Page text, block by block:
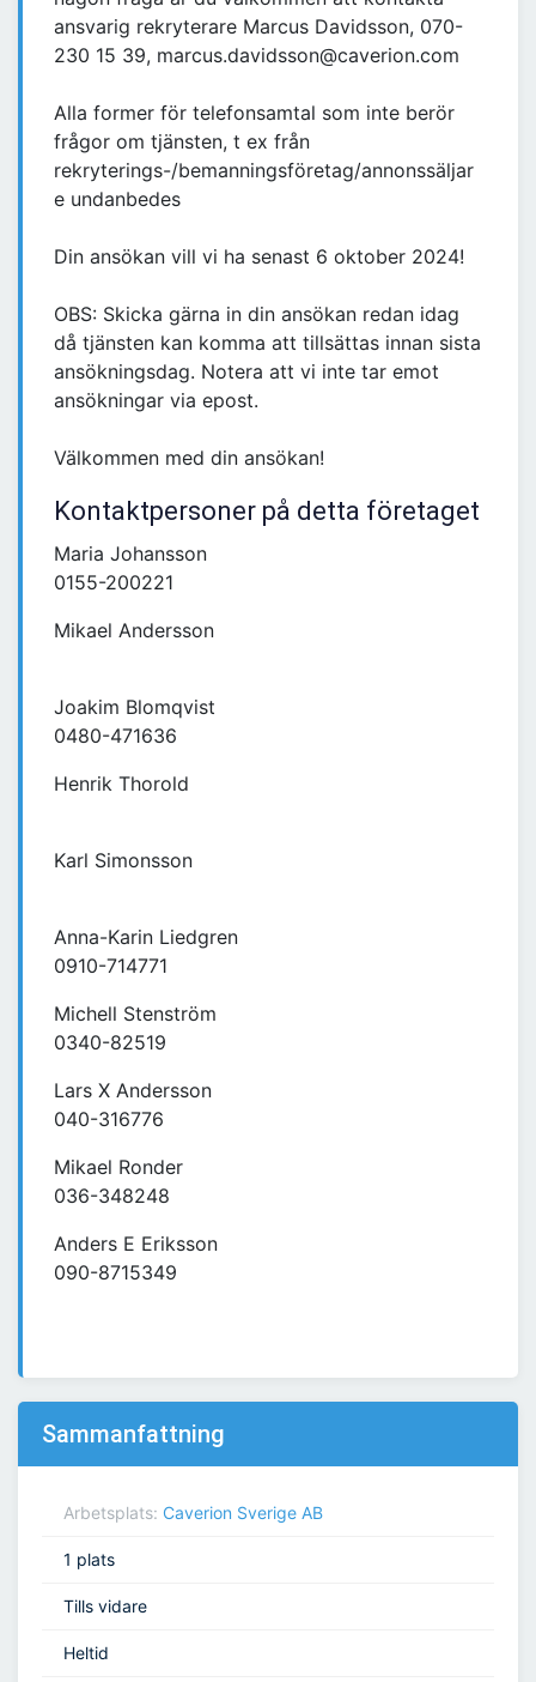
ansvarig rekryterare Marcus Davidsson, 070-
230 15 39, marcus.davidsson@caverion.com
Alla former för telefonsamtal som inte berör
frågor om tjänsten, t ex från
rekryterings-/bemanningsföretag/annonssäljar
e undanbedes
Din ansökan vill vi ha senast 6 oktober 2024!
OBS: Skicka gärna in din ansökan redan idag
då tjänsten kan komma att tillsättas innan sista
ansökningsdag. Notera att vi inte tar emot
ansökningar via epost.
Välkommen med din ansökan!
Kontaktpersoner på detta företaget
Maria Johansson
0155-200221
Mikael Andersson
Joakim Blomqvist
0480-471636
Henrik Thorold
Karl Simonsson
Anna-Karin Liedgren
0910-714771
Michell Stenström
0340-82519
Lars X Andersson
040-316776
Mikael Ronder
036-348248
Anders E Eriksson
090-8715349
Sammanfattning
Arbetsplats: Caverion Sverige AB
1 plats
Tills vidare
Heltid